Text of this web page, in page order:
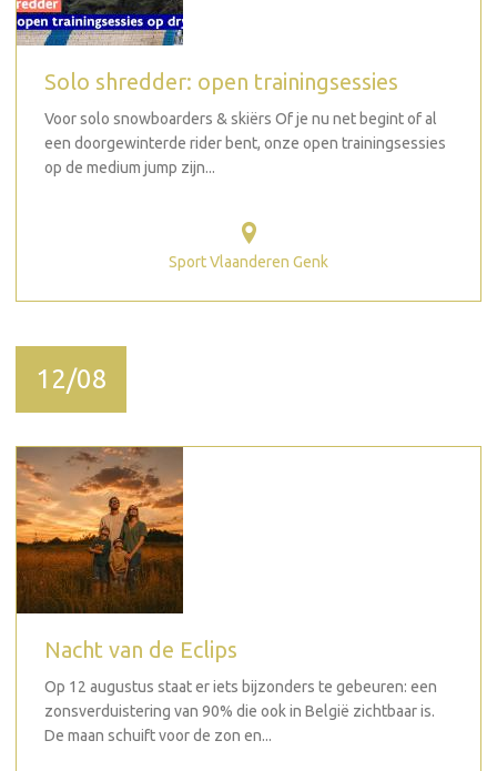
Solo shredder: open trainingsessies
Voor solo snowboarders & skiërs Of je nu net begint of al
een doorgewinterde rider bent, onze open trainingsessies
op de medium jump zijn...
Sport Vlaanderen Genk
12/08
Nacht van de Eclips
Op 12 augustus staat er iets bijzonders te gebeuren: een
zonsverduistering van 90% die ook in België zichtbaar is.
De maan schuift voor de zon en...